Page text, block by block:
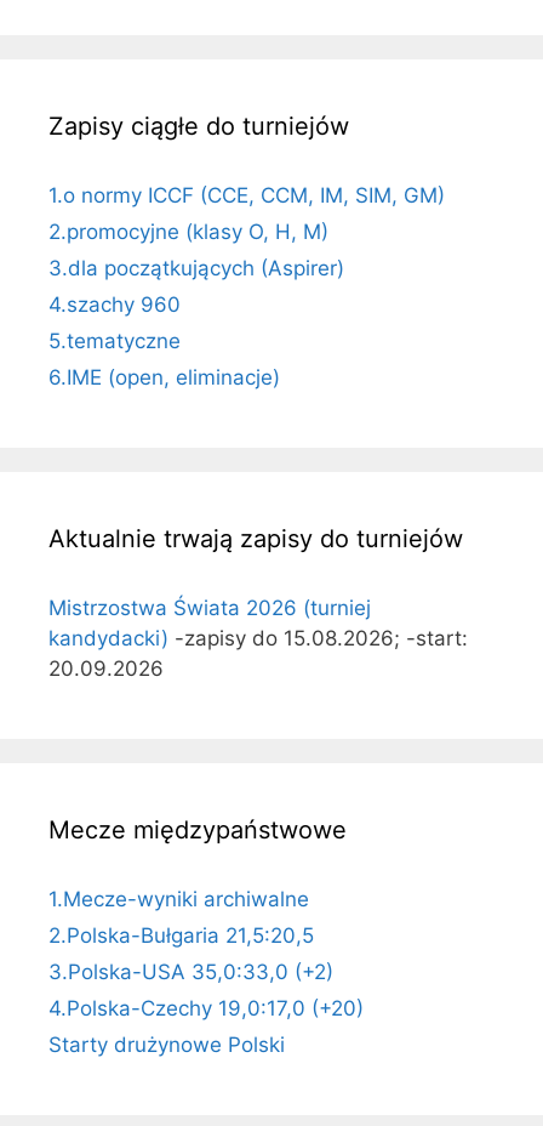
Zapisy ciągłe do turniejów
1.o normy ICCF (CCE, CCM, IM, SIM, GM)
2.promocyjne (klasy O, H, M)
3.dla początkujących (Aspirer)
4.szachy 960
5.tematyczne
6.IME (open, eliminacje)
Aktualnie trwają zapisy do turniejów
Mistrzostwa Świata 2026 (turniej
kandydacki) -zapisy do 15.08.2026; -start:
20.09.2026
Mecze międzypaństwowe
1.Mecze-wyniki archiwalne
2.Polska-Bułgaria 21,5:20,5
3.Polska-USA 35,0:33,0 (+2)
4.Polska-Czechy 19,0:17,0 (+20)
Starty drużynowe Polski